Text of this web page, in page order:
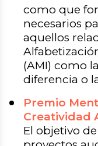
como que
necesarios
aquellos
(AMI) como
diferencia o
Premio
Creatividad
El objetivo